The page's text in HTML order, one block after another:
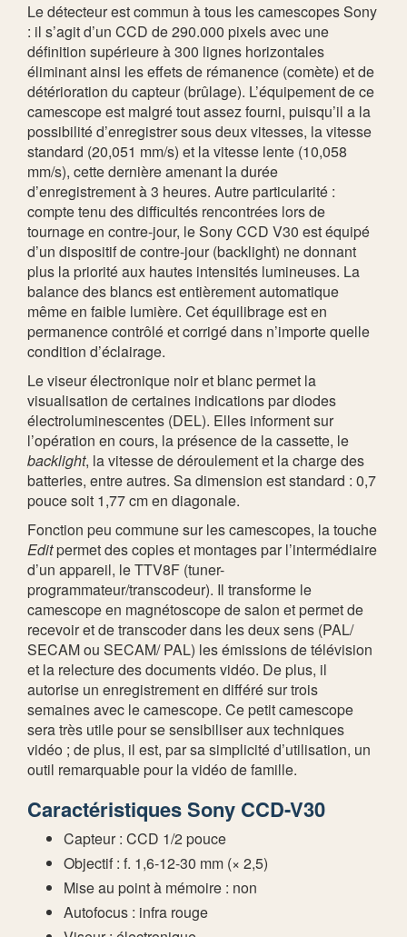
Le détecteur est commun à tous les camescopes Sony
: il s’agit d’un CCD de 290.000 pixels avec une
définition supérieure à 300 lignes horizontales
éliminant ainsi les effets de rémanence (comète) et de
détérioration du capteur (brûlage). L’équipement de ce
camescope est malgré tout assez fourni, puisqu’il a la
possibilité d’enregistrer sous deux vitesses, la vitesse
standard (20,051 mm/s) et la vitesse lente (10,058
mm/s), cette dernière amenant la durée
d’enregistrement à 3 heures. Autre particularité :
compte tenu des difficultés rencontrées lors de
tournage en contre-jour, le Sony CCD V30 est équipé
d’un dispositif de contre-jour (backlight) ne donnant
plus la priorité aux hautes intensités lumineuses. La
balance des blancs est entièrement automatique
même en faible lumière. Cet équilibrage est en
permanence contrôlé et corrigé dans n’importe quelle
condition d’éclairage.
Le viseur électronique noir et blanc permet la
visualisation de certaines indications par diodes
électroluminescentes (DEL). Elles informent sur
l’opération en cours, la présence de la cassette, le
backlight, la vitesse de déroulement et la charge des
batteries, entre autres. Sa dimension est standard : 0,7
pouce soit 1,77 cm en diagonale.
Fonction peu commune sur les camescopes, la touche
Editpermet des copies et montages par l’intermédiaire
d’un appareil, le TTV8F (tuner-
programmateur/transcodeur). Il transforme le
camescope en magnétoscope de salon et permet de
recevoir et de transcoder dans les deux sens (PAL/
SECAM ou SECAM/ PAL) les émissions de télévision
et la relecture des documents vidéo. De plus, il
autorise un enregistrement en différé sur trois
semaines avec le camescope. Ce petit camescope
sera très utile pour se sensibiliser aux techniques
vidéo ; de plus, il est, par sa simplicité d’utilisation, un
outil remarquable pour la vidéo de famille.
Caractéristiques Sony CCD-V30
Capteur : CCD 1/2 pouce
Objectif : f. 1,6-12-30 mm (× 2,5)
Mise au point à mémoire : non
Autofocus : infra rouge